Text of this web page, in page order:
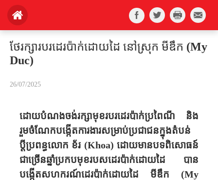
ថែរក្សារបរដេរប៉ាក់ដោយដៃ នៅស្រុក មីឌឹក (My
Duc)
26/07/2025
ដោយ​បំណង​ចង់រក្សាមុខរបរ​ដេរប៉ាក់​ប្រពៃណី​ និង​
រួម​ចំណែក​បង្កើត​ការងារ​សម្រាប់​ប្រជាជន​ក្នុង​តំបន់​
ប្ដីប្រពន្ធលោក​ ខ័រ (Khoa) ដោយ​មាន​បទពិសោធន៍​
ជា​ច្រើន​ឆ្នាំ​ប្រកបមុខរបសដេរ​ប៉ាក់​ដោយ​ដៃ បាន​
បង្កើតសហករណ៍​ដេរប៉ាក់ដោយដៃ មីឌឹក (My